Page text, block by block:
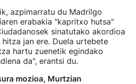
azpimarratu du Madrilgo
erabakia "kapritxo hutsa"
sinatutako akordioa
jan ere. Duela urtebete
hartu zuenetik egindako
da", erantsi du.
mozioa, Murtzian